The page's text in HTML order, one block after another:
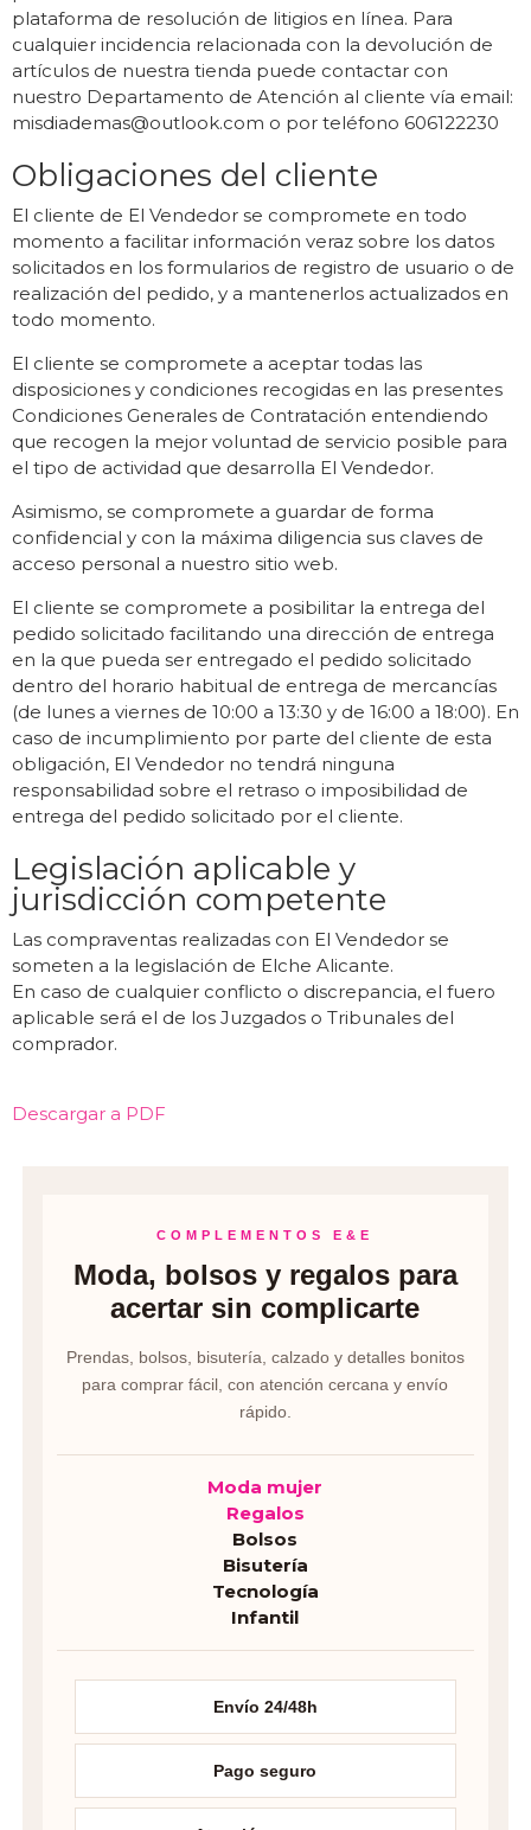
plataforma de resolución de litigios en línea. Para
cualquier incidencia relacionada con la devolución de
artículos de nuestra tienda puede contactar con
nuestro Departamento de Atención al cliente vía email:
misdiademas@outlook.com o por teléfono 606122230
Obligaciones del cliente
El cliente de El Vendedor se compromete en todo
momento a facilitar información veraz sobre los datos
solicitados en los formularios de registro de usuario o de
realización del pedido, y a mantenerlos actualizados en
todo momento.
El cliente se compromete a aceptar todas las
disposiciones y condiciones recogidas en las presentes
Condiciones Generales de Contratación entendiendo
que recogen la mejor voluntad de servicio posible para
el tipo de actividad que desarrolla El Vendedor.
Asimismo, se compromete a guardar de forma
confidencial y con la máxima diligencia sus claves de
acceso personal a nuestro sitio web.
El cliente se compromete a posibilitar la entrega del
pedido solicitado facilitando una dirección de entrega
en la que pueda ser entregado el pedido solicitado
dentro del horario habitual de entrega de mercancías
(de lunes a viernes de 10:00 a 13:30 y de 16:00 a 18:00). En
caso de incumplimiento por parte del cliente de esta
obligación, El Vendedor no tendrá ninguna
responsabilidad sobre el retraso o imposibilidad de
entrega del pedido solicitado por el cliente.
Legislación aplicable y
jurisdicción competente
Las compraventas realizadas con El Vendedor se
someten a la legislación de Elche Alicante.
En caso de cualquier conflicto o discrepancia, el fuero
aplicable será el de los Juzgados o Tribunales del
comprador.
Descargar a PDF
COMPLEMENTOS E&E
Moda, bolsos y regalos para
acertar sin complicarte
Prendas, bolsos, bisutería, calzado y detalles bonitos
para comprar fácil, con atención cercana y envío
rápido.
Moda mujer
Regalos
Bolsos
Bisutería
Tecnología
Infantil
Envío 24/48h
Pago seguro